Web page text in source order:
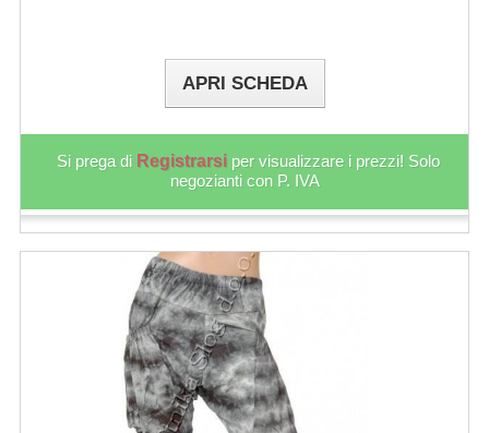
APRI SCHEDA
Si prega di Registrarsi per visualizzare i prezzi! Solo
negozianti con P. IVA